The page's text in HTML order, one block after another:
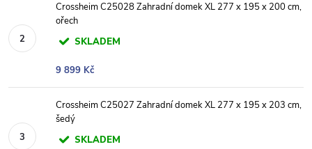
Crossheim C25028 Zahradní domek XL 277 x 195 x 200 cm,
ořech
SKLADEM
9 899 Kč
Crossheim C25027 Zahradní domek XL 277 x 195 x 203 cm,
šedý
SKLADEM